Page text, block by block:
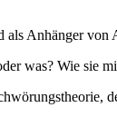
als Anhänger
was? Wie sie